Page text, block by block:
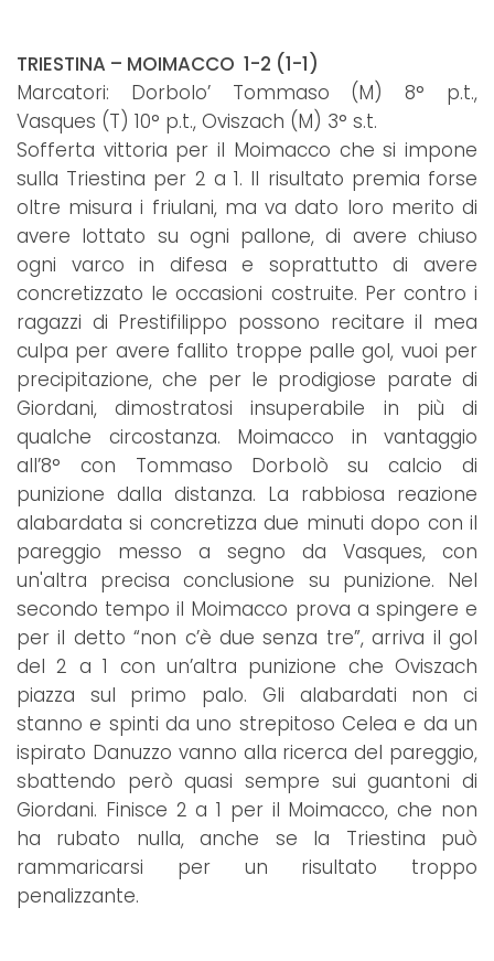
TRIESTINA – MOIMACCO 1-2 (1-1)
Marcatori: Dorbolo’ Tommaso (M) 8° p.t.,
Vasques (T) 10° p.t., Oviszach (M) 3° s.t.
Sofferta vittoria per il Moimacco che si impone
sulla Triestina per 2 a 1. Il risultato premia forse
oltre misura i friulani, ma va dato loro merito di
avere lottato su ogni pallone, di avere chiuso
ogni varco in difesa e soprattutto di avere
concretizzato le occasioni costruite. Per contro i
ragazzi di Prestifilippo possono recitare il mea
culpa per avere fallito troppe palle gol, vuoi per
precipitazione, che per le prodigiose parate di
Giordani, dimostratosi insuperabile in più di
qualche circostanza. Moimacco in vantaggio
all’8° con Tommaso Dorbolò su calcio di
punizione dalla distanza. La rabbiosa reazione
alabardata si concretizza due minuti dopo con il
pareggio messo a segno da Vasques, con
un'altra precisa conclusione su punizione. Nel
secondo tempo il Moimacco prova a spingere e
per il detto “non c’è due senza tre”, arriva il gol
del 2 a 1 con un’altra punizione che Oviszach
piazza sul primo palo. Gli alabardati non ci
stanno e spinti da uno strepitoso Celea e da un
ispirato Danuzzo vanno alla ricerca del pareggio,
sbattendo però quasi sempre sui guantoni di
Giordani. Finisce 2 a 1 per il Moimacco, che non
ha rubato nulla, anche se la Triestina può
rammaricarsi per un risultato troppo
penalizzante.